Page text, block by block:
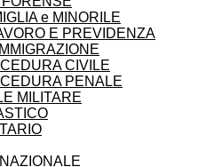
e MINORILE
E PREVIDENZA
CIVILE
PENALE
MILITARE